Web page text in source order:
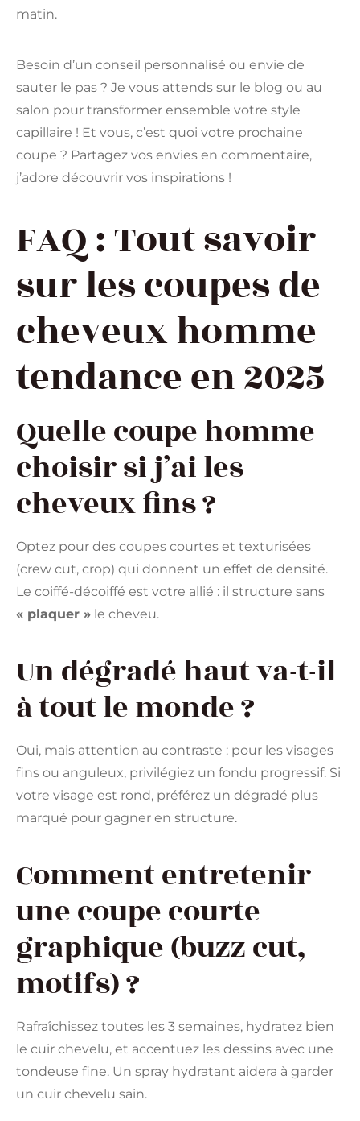
matin.
Besoin d’un conseil personnalisé ou envie de
sauter le pas ? Je vous attends sur le blog ou au
salon pour transformer ensemble votre style
capillaire ! Et vous, c’est quoi votre prochaine
coupe ? Partagez vos envies en commentaire,
j’adore découvrir vos inspirations !
FAQ : Tout savoir
sur les coupes de
cheveux homme
tendance en 2025
Quelle coupe homme
choisir si j’ai les
cheveux fins ?
Optez pour des coupes courtes et texturisées
(crew cut, crop) qui donnent un effet de densité.
Le coiffé-décoiffé est votre allié : il structure sans
« plaquer » le cheveu.
Un dégradé haut va-t-il
à tout le monde ?
Oui, mais attention au contraste : pour les visages
fins ou anguleux, privilégiez un fondu progressif. Si
votre visage est rond, préférez un dégradé plus
marqué pour gagner en structure.
Comment entretenir
une coupe courte
graphique (buzz cut,
motifs) ?
Rafraîchissez toutes les 3 semaines, hydratez bien
le cuir chevelu, et accentuez les dessins avec une
tondeuse fine. Un spray hydratant aidera à garder
un cuir chevelu sain.